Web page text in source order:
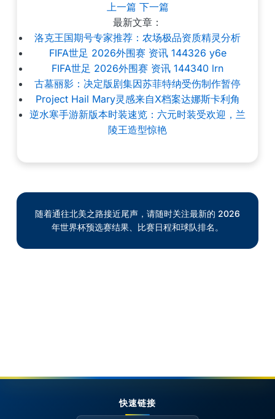
上一篇 下一篇
最新文章：
洛克王国期号专家推荐：农场极品资质精灵分析
FIFA世足 2026外围赛 资讯 144326 y6e
FIFA世足 2026外围赛 资讯 144340 lrn
古墓丽影：决定版剧集因苏菲特纳受伤制作暂停
Project Hail Mary灵感来自X档案达娜斯卡利角
逆水寒手游新版本时装速览：六元时装受欢迎，兰
陵王造型惊艳
随着通往北美之路接近尾声，请随时关注最新的 2026
年世界杯预选赛结果、比赛日程和球队排名。
快速链接